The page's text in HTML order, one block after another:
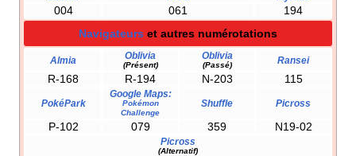
004 061
194
Navigateurs et autres numérotations
Almia Oblivia
(Présent)
Oblivia
(Passé) Ransei
R-168 R-194 N-203 115
PokéPark
Google Maps:
Pokémon
Challenge
Shuffle Picross
P-102 079 359 N19-02
Picross
(Alternatif)